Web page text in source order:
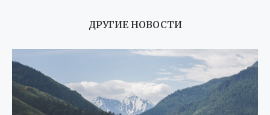
ДРУГИЕ НОВОСТИ